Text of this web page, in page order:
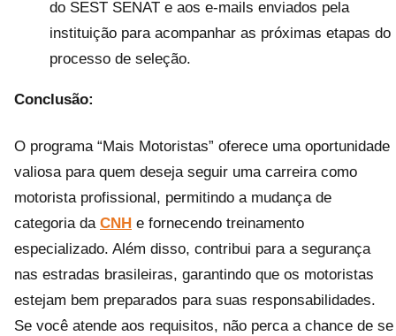
do SEST SENAT e aos e-mails enviados pela
instituição para acompanhar as próximas etapas do
processo de seleção.
Conclusão:
O programa “Mais Motoristas” oferece uma oportunidade
valiosa para quem deseja seguir uma carreira como
motorista profissional, permitindo a mudança de
categoria da CNH e fornecendo treinamento
especializado. Além disso, contribui para a segurança
nas estradas brasileiras, garantindo que os motoristas
estejam bem preparados para suas responsabilidades.
Se você atende aos requisitos, não perca a chance de se